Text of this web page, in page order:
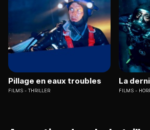
Pillage en eaux troubles
FILMS THRILLER
La
FILMS